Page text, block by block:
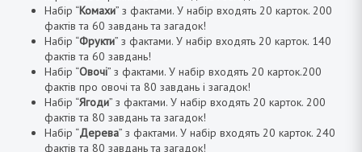
Набір “Комахи” з фактами. У набір входять 20 карток. 200
фактів та 60 завдань та загадок!
Набір “Фрукти” з фактами. У набір входять 20 карток. 140
фактів та 60 завдань!
Набір “Овочі” з фактами. У набір входять 20 карток.200
фактів про овочі та 80 завдань і загадок!
Набір “Ягоди” з фактами. У набір входять 20 карток. 200
фактів та 80 завдань та загадок!
Набір “Дерева” з фактами. У набір входять 20 карток. 240
фактів та 80 завдань та загадок!